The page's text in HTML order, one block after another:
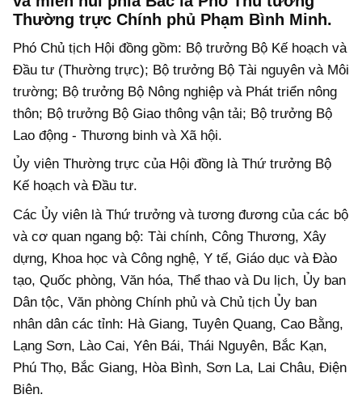
Thường trực Chính phủ Phạm Bình Minh.
Phó Chủ tịch Hội đồng gồm: Bộ trưởng Bộ Kế hoạch và
Đầu tư (Thường trực); Bộ trưởng Bộ Tài nguyên và Môi
trường; Bộ trưởng Bộ Nông nghiệp và Phát triển nông
thôn; Bộ trưởng Bộ Giao thông vận tải; Bộ trưởng Bộ
Lao động - Thương binh và Xã hội.
Ủy viên Thường trực của Hội đồng là Thứ trưởng Bộ
Kế hoạch và Đầu tư.
Các Ủy viên là Thứ trưởng và tương đương của các bộ
và cơ quan ngang bộ: Tài chính, Công Thương, Xây
dựng, Khoa học và Công nghệ, Y tế, Giáo dục và Đào
tạo, Quốc phòng, Văn hóa, Thể thao và Du lịch, Ủy ban
Dân tộc, Văn phòng Chính phủ và Chủ tịch Ủy ban
nhân dân các tỉnh: Hà Giang, Tuyên Quang, Cao Bằng,
Lạng Sơn, Lào Cai, Yên Bái, Thái Nguyên, Bắc Kạn,
Phú Thọ, Bắc Giang, Hòa Bình, Sơn La, Lai Châu, Điện
Biên.